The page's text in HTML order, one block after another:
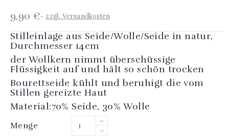
9,90 € zzgl. Versandkosten
Stilleinlage aus Seide/Wolle/Seide in natur,
Durchmesser 14cm
der Wollkern nimmt überschüssige
Flüssigkeit auf und hält so schön trocken
Bourettseide kühlt und beruhigt die vom
Stillen gereizte Haut
Material:70% Seide, 30% Wolle
Menge